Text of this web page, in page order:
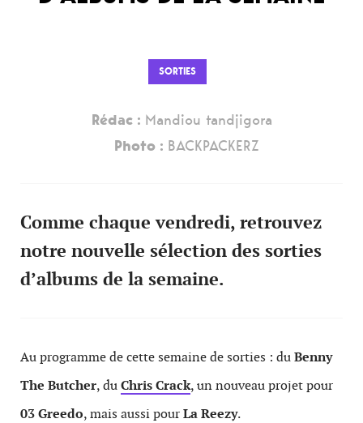
SORTIES
Rédac : Mandiou tandjigora
Photo : BACKPACKERZ
Comme chaque vendredi, retrouvez
notre nouvelle sélection des sorties
d’albums de la semaine.
Au programme de cette semaine de sorties : duBenny
The Butcher, duChris Crack, un nouveau projet pour
03 Greedo, mais aussi pourLa Reezy.